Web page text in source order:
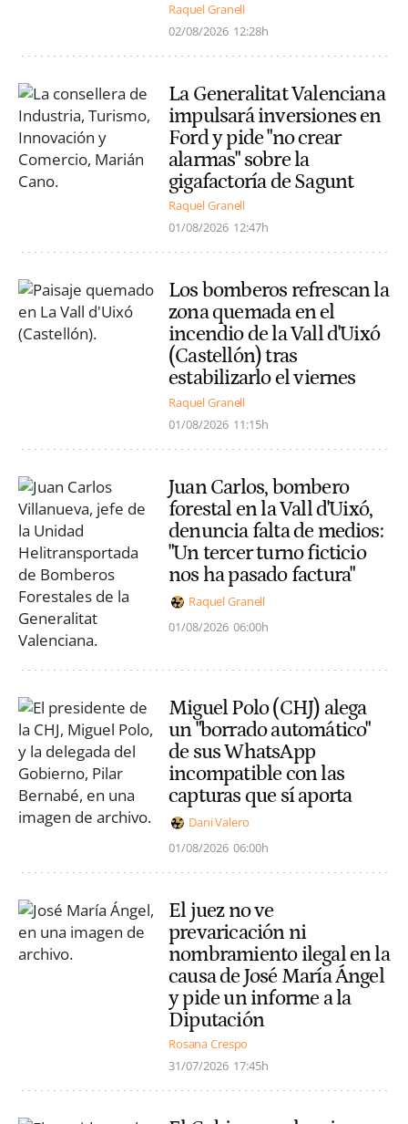
Raquel Granell
02/08/2026 12:28h
La Generalitat Valenciana
impulsará inversiones en
Ford y pide "no crear
alarmas" sobre la
gigafactoría de Sagunt
Raquel Granell
01/08/2026 12:47h
Los bomberos refrescan la
zona quemada en el
incendio de la Vall d'Uixó
(Castellón) tras
estabilizarlo el viernes
Raquel Granell
01/08/2026 11:15h
Juan Carlos, bombero
forestal en la Vall d'Uixó,
denuncia falta de medios:
"Un tercer turno ficticio
nos ha pasado factura"
Raquel Granell
01/08/2026 06:00h
Miguel Polo (CHJ) alega
un "borrado automático"
de sus WhatsApp
incompatible con las
capturas que sí aporta
Dani Valero
01/08/2026 06:00h
El juez no ve
prevaricación ni
nombramiento ilegal en la
causa de José María Ángel
y pide un informe a la
Diputación
Rosana Crespo
31/07/2026 17:45h